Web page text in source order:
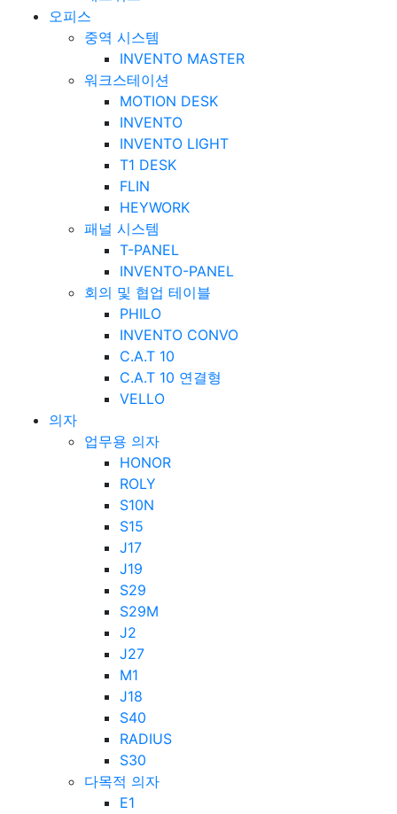
오피스
중역 시스템
INVENTO MASTER
워크스테이션
MOTION DESK
INVENTO
INVENTO LIGHT
T1 DESK
FLIN
HEYWORK
패널 시스템
T-PANEL
INVENTO-PANEL
회의 및 협업 테이블
PHILO
INVENTO CONVO
C.A.T 10
C.A.T 10 연결형
VELLO
의자
업무용 의자
HONOR
ROLY
S10N
S15
J17
J19
S29
S29M
J2
J27
M1
J18
S40
RADIUS
S30
다목적 의자
E1